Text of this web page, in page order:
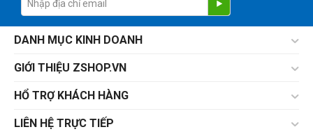
DANH MỤC KINH DOANH
GIỚI THIỆU ZSHOP.VN
HỔ TRỢ KHÁCH HÀNG
LIÊN HỆ TRỰC TIẾP